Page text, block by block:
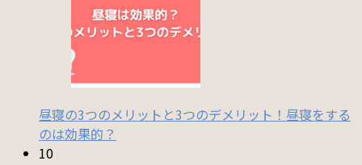
昼寝の3つのメリットと3つのデメリット！昼寝をする
のは効果的？
10